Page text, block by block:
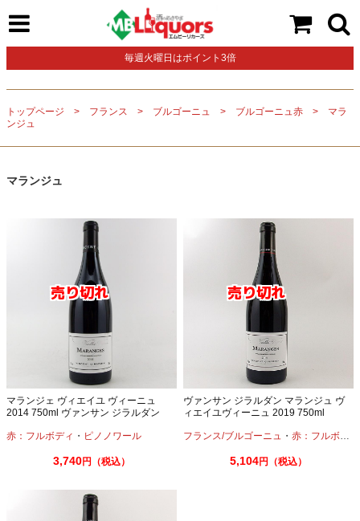
毎週火曜日はポイント3倍
トップページ フランス ブルゴーニュ ブルゴーニュ赤
マラ
ンジュ
マランジュ
マランジェ ヴィエイユ ヴィーニュ
2014 750ml ヴァンサン ジラルダン
赤：フルボディ ・ ピノノワール
3,740円（税込）
ヴァンサン ジラルダン マランジュ ヴ
ィエイユヴィーニュ 2019 750ml
フランス/ブルゴーニュ ・赤：フルボディ
5,104円（税込）